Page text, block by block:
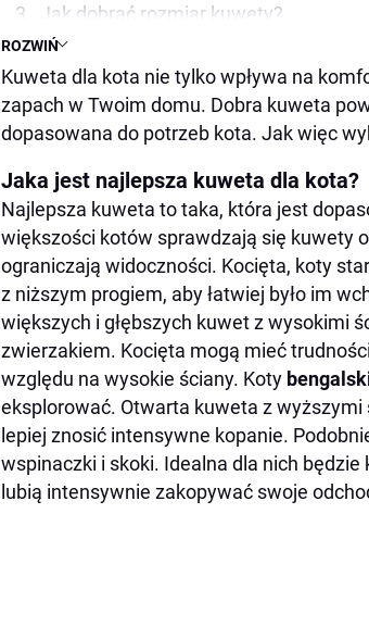
ROZWIŃ
Jak dobrać rozmiar kuwety?
Kuweta samoczyszcząca – czy warto?
Jakie cechy powinna mieć dobra
Co ile wymienia się kuwetę kotu?
Jaka jest najlepsza kuweta dla kota,
Gdzie można kupić kuwetę dla kota?
Gdzie ustawić kuwetę?
Czy kuweta dla kota może stać w
Czy koty powinny mieć osobne
Od kiedy kuweta dla kota?
Podsumowanie – jak wybrać idealną
Kuweta dla kota nie tylko wpływa na
zapach w Twoim domu. Dobra kuweta
dopasowana do potrzeb kota. Jak więc
Jaka jest najlepsza kuweta dla kota?
Najlepsza kuweta to taka, która jest
większości kotów sprawdzają się kuwety
ograniczają widoczności. Kocięta, koty
z niższym progiem, aby łatwiej było im
większych i głębszych kuwet z wysokimi
zwierzakiem. Kocięta mogą mieć
względu na wysokie ściany. Koty
eksplorować. Otwarta kuweta z
lepiej znosić intensywne kopanie.
wspinaczki i skoki. Idealna dla nich
lubią intensywnie zakopywać swoje